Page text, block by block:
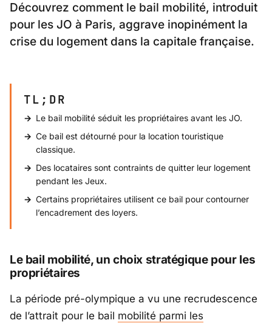
Découvrez comment le bail mobilité, introduit
pour les JO à Paris, aggrave inopinément la
crise du logement dans la capitale française.
TL;DR
Le bail mobilité séduit les propriétaires avant les JO.
Ce bail est détourné pour la location touristique
classique.
Des locataires sont contraints de quitter leur logement
pendant les Jeux.
Certains propriétaires utilisent ce bail pour contourner
l’encadrement des loyers.
Le bail mobilité, un choix stratégique pour les
propriétaires
La période pré-olympique a vu une recrudescence
de l’attrait pour le bail mobilité parmi les